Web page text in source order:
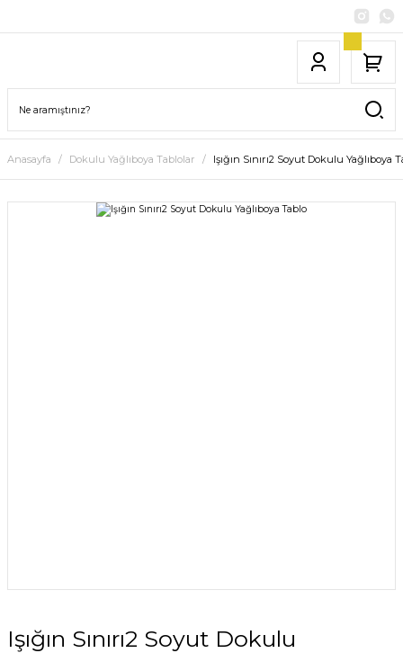
Anasayfa Dokulu Yağlıboya Tablolar Işığın Sınırı2 Soyut Dokulu Yağlıboya
Işığın Sınırı2 Soyut Dokulu